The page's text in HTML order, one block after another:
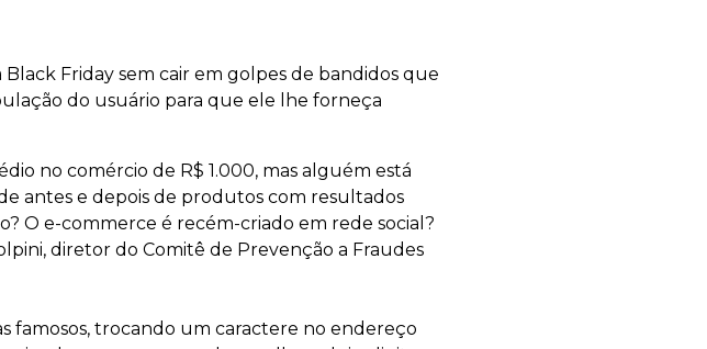
Friday sem cair em golpes de bandidos que
do usuário para que ele lhe forneça
no comércio de R$ 1.000, mas alguém está
antes e depois de produtos com resultados
O e-commerce é recém-criado em rede social?
diretor do Comitê de Prevenção a Fraudes
famosos, trocando um caractere no endereço